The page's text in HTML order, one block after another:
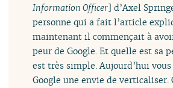
Information Officer] d’Axel
personne qui a fait l’article
maintenant il commençait à
peur de Google. Et quelle est sa
est très simple. Aujourd’hui vous
Google une envie de verticaliser.